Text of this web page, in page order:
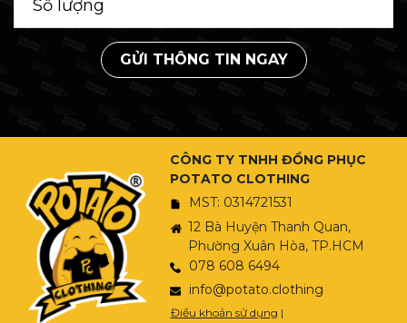
GỬI THÔNG TIN NGAY
CÔNG TY TNHH ĐỒNG PHỤC
POTATO CLOTHING
MST: 0314721531
12 Bà Huyện Thanh Quan,
Phường Xuân Hòa, TP.HCM
078 608 6494
info@potato.clothing
Điều khoản sử dụng |